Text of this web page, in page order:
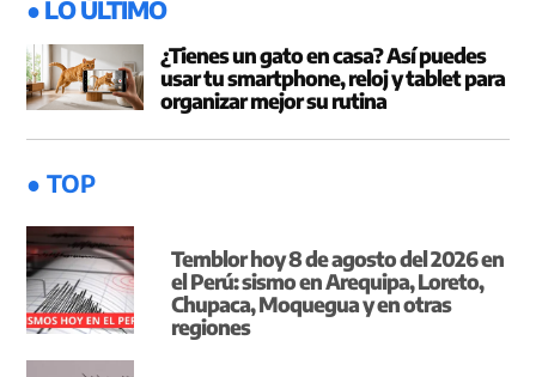
● LO ÚLTIMO
¿Tienes un gato en casa? Así puedes
usar tu smartphone, reloj y tablet para
organizar mejor su rutina
● TOP
Temblor hoy 8 de agosto del 2026 en
el Perú: sismo en Arequipa, Loreto,
Chupaca, Moquegua y en otras
regiones